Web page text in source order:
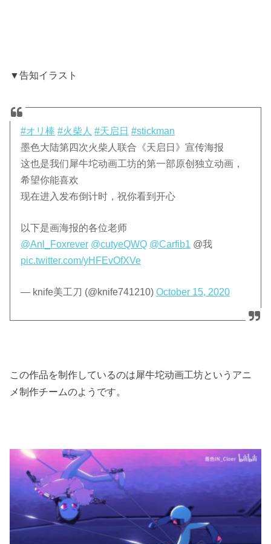
▼告知イラスト
#オリ棒 #火柴人 #天启日 #stickman
墨色大陆第四次火柴人联合《天启日》宣传海报
这也是我们犀牛坨动画工坊的第一部原创独立动画，
希望你能喜欢
现在进入发布倒计时，祝你看到开心
以下是画海报的各位老师
@Anl_Foxrever @cutyeQWQ @Carfib1 @我
pic.twitter.com/yHFEvOfXVe
— knife美工刀 (@knife741210)October 15, 2020
この作品を制作しているのは犀牛坨动画工坊というアニ
メ制作チームのようです。